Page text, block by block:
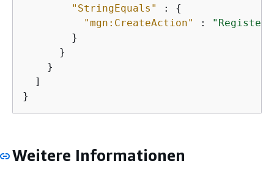
"StringEquals"
: {
"mgn:CreateAction"
:
        }
      }
    }
  ]
}
Weitere Informationen